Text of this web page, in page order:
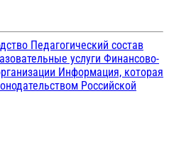
Педагогический состав
услуги Финансово-
Информация, которая
Российской